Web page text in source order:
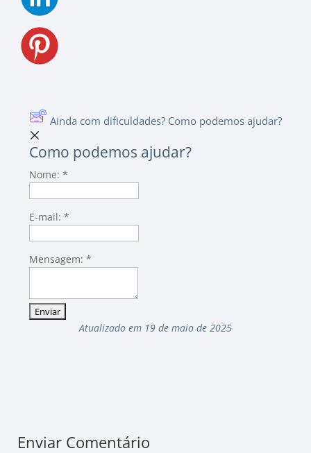
Ainda com dificuldades? Como podemos ajudar?
Como podemos ajudar?
Nome: *
E-mail: *
Mensagem: *
Atualizado em 19 de maio de 2025
Enviar Comentário